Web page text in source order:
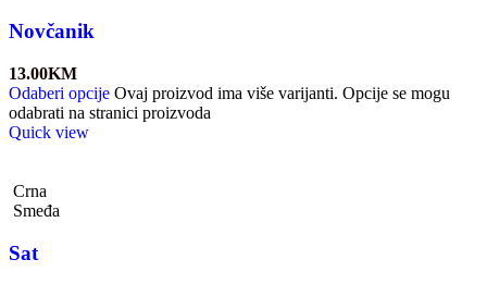
Novčanik
13.00KM
Odaberi opcije Ovaj proizvod ima više varijanti. Opcije se mogu
odabrati na stranici proizvoda
Quick view
Crna
Smeđa
Sat